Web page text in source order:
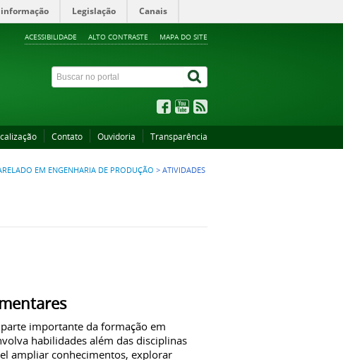
informação Legislação Canais
ACESSIBILIDADE ALTO CONTRASTE MAPA DO SITE
Contato Ouvidoria Transparência
EM ENGENHARIA DE PRODUÇÃO > ATIVIDADES
importante da formação em
habilidades além das disciplinas
ampliar conhecimentos, explorar